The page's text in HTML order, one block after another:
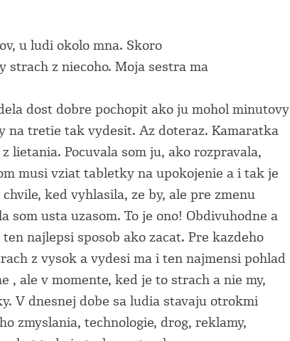
u ludi okolo mna. Skoro
strach z niecoho. Moja sestra ma
dost dobre pochopit ako ju mohol minutovy
na tretie tak vydesit. Az doteraz. Kamaratka
lietania. Pocuvala som ju, ako rozpravala,
musi vziat tabletky na upokojenie a i tak je
ked vyhlasila, ze by, ale pre zmenu
som usta uzasom. To je ono! Obdivuhodne a
najlepsi sposob ako zacat. Pre kazdeho
z vysok a vydesi ma i ten najmensi pohlad
, ale v momente, ked je to strach a nie my,
V dnesnej dobe sa ludia stavaju otrokmi
zmyslania, technologie, drog, reklamy,